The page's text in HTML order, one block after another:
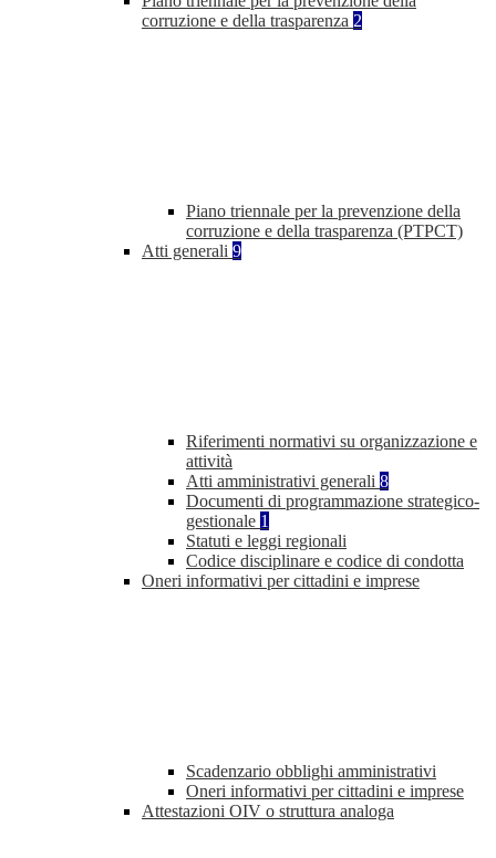
corruzione e della trasparenza 2
Piano triennale per la prevenzione della
corruzione e della trasparenza (PTPCT)
Atti generali 9
Riferimenti normativi su organizzazione e
attività
Atti amministrativi generali 8
Documenti di programmazione strategico-
gestionale 1
Statuti e leggi regionali
Codice disciplinare e codice di condotta
Oneri informativi per cittadini e imprese
Scadenzario obblighi amministrativi
Oneri informativi per cittadini e imprese
Attestazioni OIV o struttura analoga